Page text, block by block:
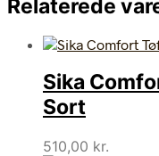
Relaterede
Sika
Sort
510,00 kr.